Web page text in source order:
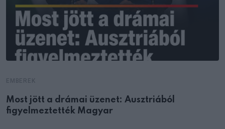
Most jött a drámai üzenet: Ausztriából
figyelmeztették Magyar